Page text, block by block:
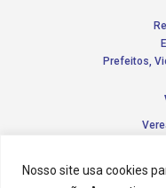
Nosso site usa cookies
Prefeitos,